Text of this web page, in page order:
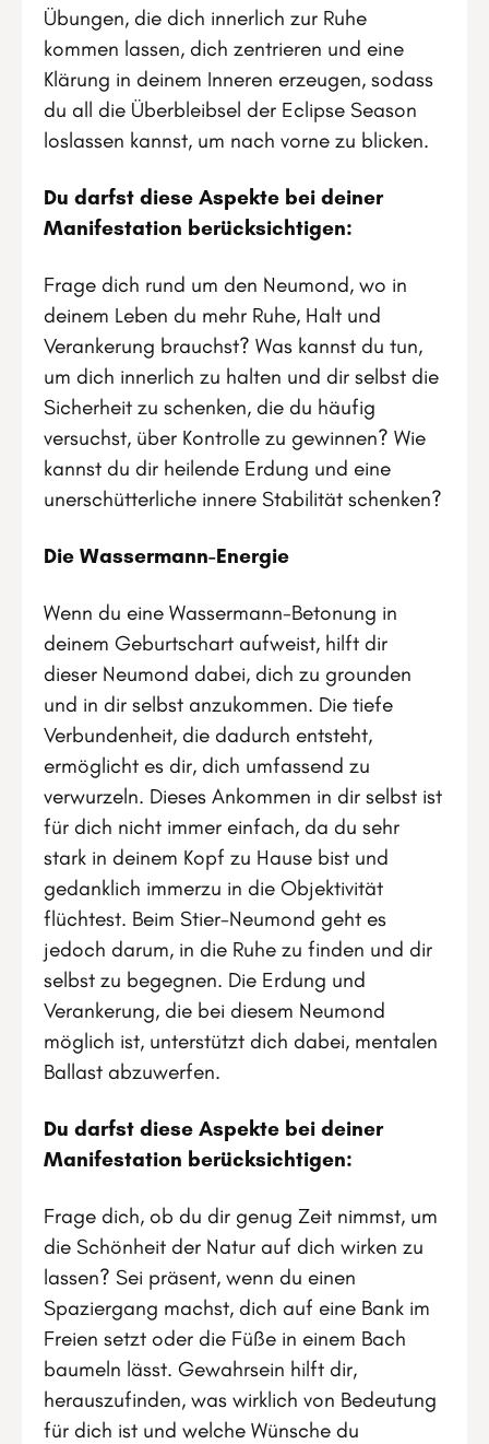
Übungen, die dich innerlich zur Ruhe
kommen lassen, dich zentrieren und eine
Klärung in deinem Inneren erzeugen, sodass
du all die Überbleibsel der Eclipse Season
loslassen kannst, um nach vorne zu blicken.
Du darfst diese Aspekte bei deiner
Manifestation berücksichtigen:
Frage dich rund um den Neumond, wo in
deinem Leben du mehr Ruhe, Halt und
Verankerung brauchst? Was kannst du tun,
um dich innerlich zu halten und dir selbst die
Sicherheit zu schenken, die du häufig
versuchst, über Kontrolle zu gewinnen? Wie
kannst du dir heilende Erdung und eine
unerschütterliche innere Stabilität schenken?
Die Wassermann-Energie
Wenn du eine Wassermann-Betonung in
deinem Geburtschart aufweist, hilft dir
dieser Neumond dabei, dich zu grounden
und in dir selbst anzukommen. Die tiefe
Verbundenheit, die dadurch entsteht,
ermöglicht es dir, dich umfassend zu
verwurzeln. Dieses Ankommen in dir selbst ist
für dich nicht immer einfach, da du sehr
stark in deinem Kopf zu Hause bist und
gedanklich immerzu in die Objektivität
flüchtest. Beim Stier-Neumond geht es
jedoch darum, in die Ruhe zu finden und dir
selbst zu begegnen. Die Erdung und
Verankerung, die bei diesem Neumond
möglich ist, unterstützt dich dabei, mentalen
Ballast abzuwerfen.
Du darfst diese Aspekte bei deiner
Manifestation berücksichtigen:
Frage dich, ob du dir genug Zeit nimmst, um
die Schönheit der Natur auf dich wirken zu
lassen? Sei präsent, wenn du einen
Spaziergang machst, dich auf eine Bank im
Freien setzt oder die Füße in einem Bach
baumeln lässt. Gewahrsein hilft dir,
herauszufinden, was wirklich von Bedeutung
für dich ist und welche Wünsche du